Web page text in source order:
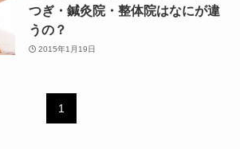
つぎ・鍼灸院・整体院はなにが違
うの？
2015年1月19日
1